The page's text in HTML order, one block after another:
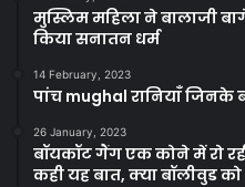
मुस्लिम महिला ने बालाजी
किया सनातन धर्म
14 February, 2023
पांच mughal रानियाँ जिनके
26 January, 2023
बॉयकॉट गैंग एक कोने में रो
कही यह बात, क्या बॉलीवुड